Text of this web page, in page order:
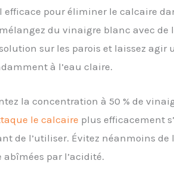
pour éliminer le calcaire
du vinaigre blanc avec
sur les parois et laissez
à l’eau claire.
la concentration à 50 % de
le calcaire plus efficacement
de l’utiliser. Évitez néanmoins de
par l’acidité.